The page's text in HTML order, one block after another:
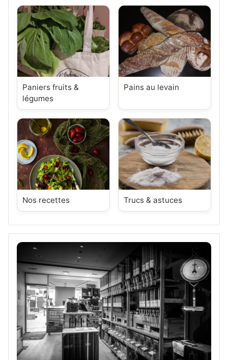
Paniers fruits &
légumes
Pains au levain
Nos recettes Trucs & astuces